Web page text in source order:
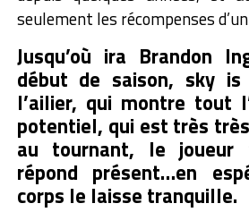
seulement les récompenses
Jusqu’où ira Brandon
début de saison, sky
l’ailier, qui montre tout
potentiel, qui est très
au tournant, le joueur
répond présent…en
corps le laisse tranquille.